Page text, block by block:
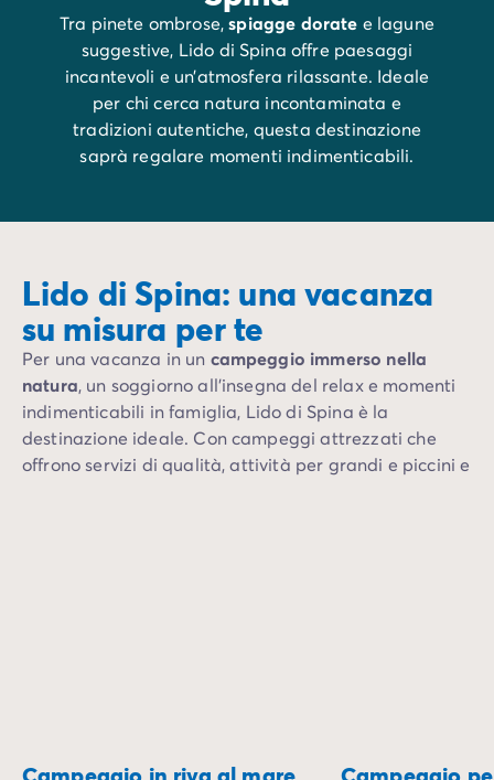
Tra pinete ombrose,spiagge dorate e lagune
suggestive, Lido di Spina offre paesaggi
incantevoli e un’atmosfera rilassante. Ideale
per chi cerca natura incontaminata e
tradizioni autentiche, questa destinazione
saprà regalare momenti indimenticabili.
Lido di Spina: una vacanza
su misura per te
Per una vacanza in un campeggio immerso nella
natura, un soggiorno all'insegna del relax e momenti
indimenticabili in famiglia, Lido di Spina è la
destinazione ideale. Con campeggi attrezzati che
offrono servizi di qualità, attività per grandi e piccini e